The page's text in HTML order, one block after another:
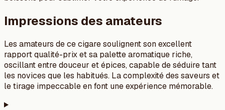
Impressions des amateurs
Les amateurs de ce cigare soulignent son excellent
rapport qualité-prix et sa palette aromatique riche,
oscillant entre douceur et épices, capable de séduire tant
les novices que les habitués. La complexité des saveurs et
le tirage impeccable en font une expérience mémorable.